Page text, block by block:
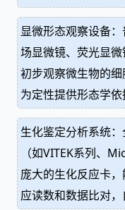
显微形态观察设备
场显微镜、荧光显
初步观察微生物的细
为定性提供形态学依
生化鉴定分析系统
（如VITEK系列、
庞大的生化反应卡
应读数和数据比对，